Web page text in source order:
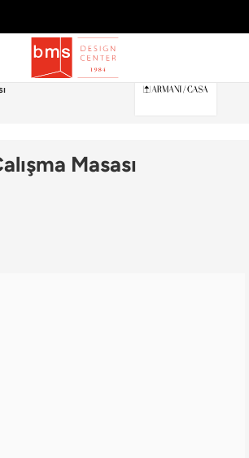
Masası›Armani/Casa
Masası